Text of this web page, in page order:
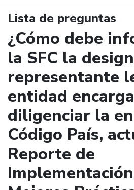
Lista de preguntas
¿Cómo debe
la SFC la
representante
entidad
diligenciar la
Código País,
Reporte de